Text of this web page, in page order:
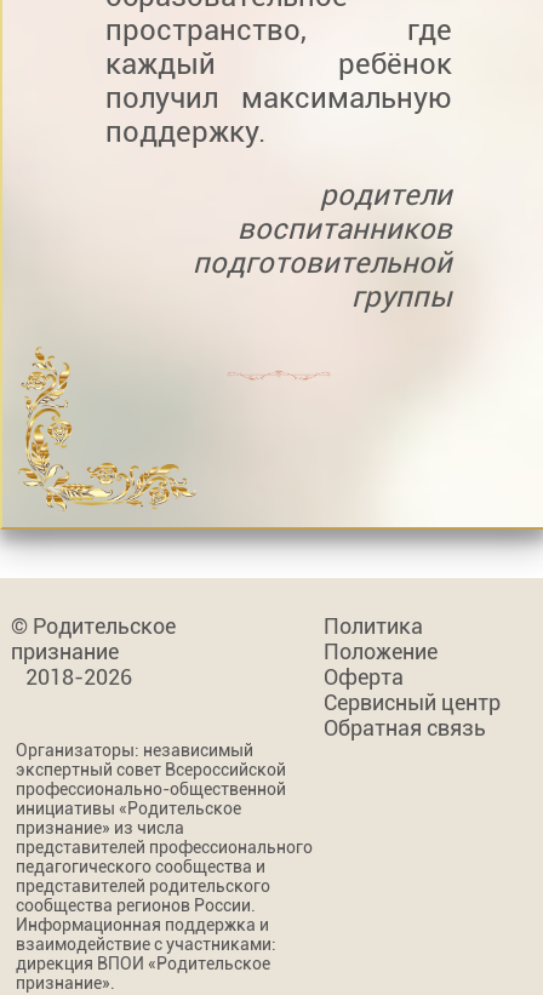
пространство, где
каждый ребёнок
получил максимальную
поддержку.
родители
воспитанников
подготовительной
группы
© Родительское
признание
2018-2026
Политика
Положение
Оферта
Сервисный центр
Обратная связь
Организаторы: независимый
экспертный совет Всероссийской
профессионально-общественной
инициативы «Родительское
признание» из числа
представителей профессионального
педагогического сообщества и
представителей родительского
сообщества регионов России.
Информационная поддержка и
взаимодействие с участниками:
дирекция ВПОИ «Родительское
признание».